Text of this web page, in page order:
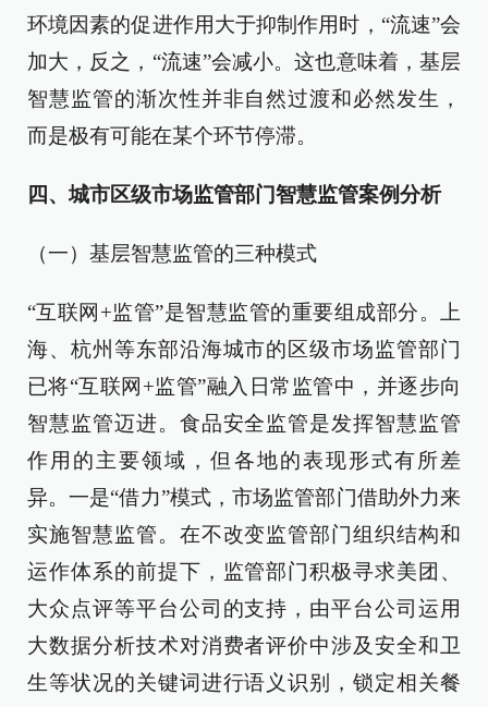
环境因素的促进作用大于抑制作用时，“流速”会
加大，反之，“流速”会减小。这也意味着，基层
智慧监管的渐次性并非自然过渡和必然发生，
而是极有可能在某个环节停滞。
四、城市区级市场监管部门智慧监管案例分析
（一）基层智慧监管的三种模式
“互联网+监管”是智慧监管的重要组成部分。上
海、杭州等东部沿海城市的区级市场监管部门
已将“互联网+监管”融入日常监管中，并逐步向
智慧监管迈进。食品安全监管是发挥智慧监管
作用的主要领域，但各地的表现形式有所差
异。一是“借力”模式，市场监管部门借助外力来
实施智慧监管。在不改变监管部门组织结构和
运作体系的前提下，监管部门积极寻求美团、
大众点评等平台公司的支持，由平台公司运用
大数据分析技术对消费者评价中涉及安全和卫
生等状况的关键词进行语义识别，锁定相关餐